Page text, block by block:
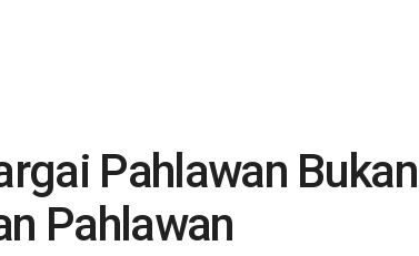
Pahlawan Bukan
Pahlawan